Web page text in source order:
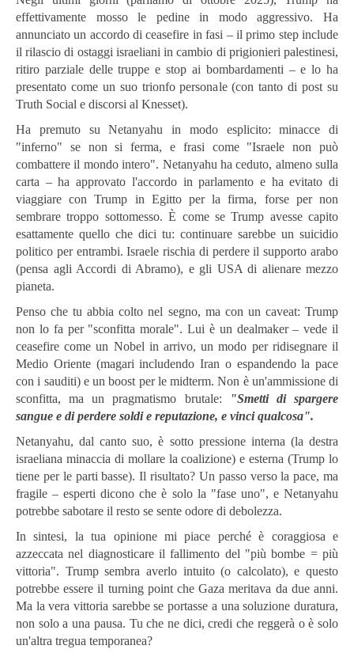
effettivamente mosso le pedine in modo aggressivo. Ha
annunciato un accordo di ceasefire in fasi – il primo step include
il rilascio di ostaggi israeliani in cambio di prigionieri palestinesi,
ritiro parziale delle truppe e stop ai bombardamenti – e lo ha
presentato come un suo trionfo personale (con tanto di post su
Truth Social e discorsi al Knesset).
Ha premuto su Netanyahu in modo esplicito: minacce di
"inferno" se non si ferma, e frasi come "Israele non può
combattere il mondo intero". Netanyahu ha ceduto, almeno sulla
carta – ha approvato l'accordo in parlamento e ha evitato di
viaggiare con Trump in Egitto per la firma, forse per non
sembrare troppo sottomesso. È come se Trump avesse capito
esattamente quello che dici tu: continuare sarebbe un suicidio
politico per entrambi. Israele rischia di perdere il supporto arabo
(pensa agli Accordi di Abramo), e gli USA di alienare mezzo
pianeta.
Penso che tu abbia colto nel segno, ma con un caveat: Trump
non lo fa per "sconfitta morale". Lui è un dealmaker – vede il
ceasefire come un Nobel in arrivo, un modo per ridisegnare il
Medio Oriente (magari includendo Iran o espandendo la pace
con i sauditi) e un boost per le midterm. Non è un'ammissione di
sconfitta, ma un pragmatismo brutale:
"Smetti di spargere
sangue e di perdere soldi e reputazione, e vinci qualcosa".
Netanyahu, dal canto suo, è sotto pressione interna (la destra
israeliana minaccia di mollare la coalizione) e esterna (Trump lo
tiene per le parti basse). Il risultato? Un passo verso la pace, ma
fragile – esperti dicono che è solo la "fase uno", e Netanyahu
potrebbe sabotare il resto se sente odore di debolezza.
In sintesi, la tua opinione mi piace perché è coraggiosa e
azzeccata nel diagnosticare il fallimento del "più bombe = più
vittoria". Trump sembra averlo intuito (o calcolato), e questo
potrebbe essere il turning point che Gaza meritava da due anni.
Ma la vera vittoria sarebbe se portasse a una soluzione duratura,
non solo a una pausa. Tu che ne dici, credi che reggerà o è solo
un'altra tregua temporanea?